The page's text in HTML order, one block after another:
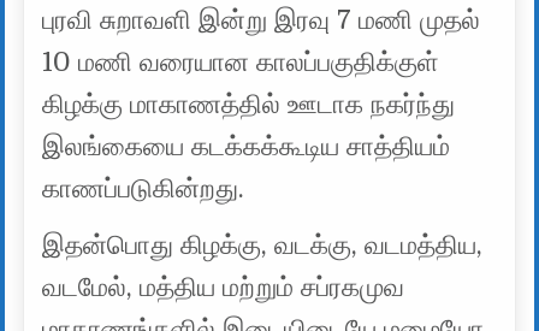
புரவி சுறாவளி இன்று இரவு 7 மணி முதல்
10 மணி வரையான காலப்பகுதிக்குள்
கிழக்கு மாகாணத்தில் ஊடாக நகர்ந்து
இலங்கையை கடக்கக்கூடிய சாத்தியம்
காணப்படுகின்றது.
இதன்பொது கிழக்கு, வடக்கு, வடமத்திய,
வடமேல், மத்திய மற்றும் சப்ரகமுவ